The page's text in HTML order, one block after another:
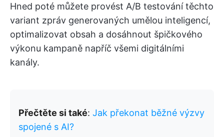
Hned poté můžete provést A/B testování těchto
variant zpráv generovaných umělou inteligencí,
optimalizovat obsah a dosáhnout špičkového
výkonu kampaně napříč všemi digitálními
kanály.
Přečtěte si také: Jak překonat běžné výzvy
spojené s AI?